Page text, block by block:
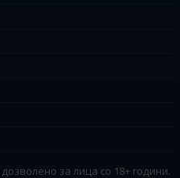
за лица со 18+ години.